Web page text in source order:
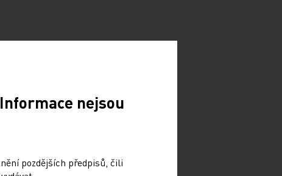
nejsou
pozdějších předpisů, čili